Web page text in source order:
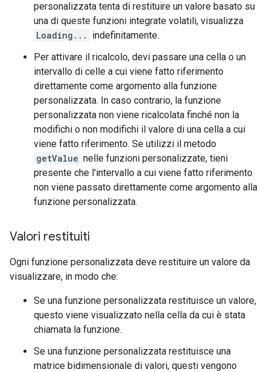
personalizzata tenta di restituire un valore basato su
una di queste funzioni integrate volatili, visualizza
Loading...
indefinitamente.
Per attivare il ricalcolo, devi passare una cella o un
intervallo di celle a cui viene fatto riferimento
direttamente come argomento alla funzione
personalizzata. In caso contrario, la funzione
personalizzata non viene ricalcolata finché non la
modifichi o non modifichi il valore di una cella a cui
viene fatto riferimento. Se utilizzi il metodo
getValue nelle funzioni personalizzate, tieni
presente che l'intervallo a cui viene fatto riferimento
non viene passato direttamente come argomento alla
funzione personalizzata.
Valori restituiti
Ogni funzione personalizzata deve restituire un valore da
visualizzare, in modo che:
Se una funzione personalizzata restituisce un valore,
questo viene visualizzato nella cella da cui è stata
chiamata la funzione.
Se una funzione personalizzata restituisce una
matrice bidimensionale di valori, questi vengono